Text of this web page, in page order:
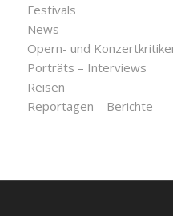
Festivals
News
Opern- und
Porträts – Interviews
Reisen
Reportagen – Berichte